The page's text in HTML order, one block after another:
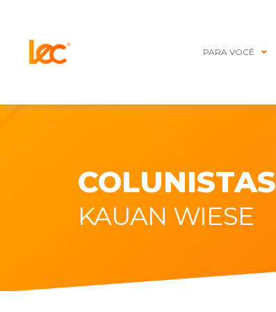
PARA VOCÊ
COLUNISTAS
KAUAN WIESE